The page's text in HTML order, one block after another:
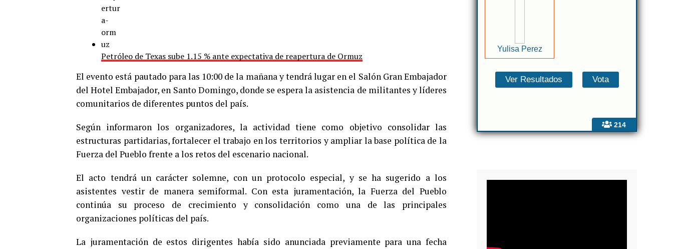
Petróleo de Texas sube 1.15 % ante expectativa de reapertura de Ormuz
El evento está pautado para las 10:00 de la mañana y tendrá lugar en el Salón Gran Embajador
del Hotel Embajador, en Santo Domingo, donde se espera la asistencia de militantes y líderes
comunitarios de diferentes puntos del país.
Según informaron los organizadores, la actividad tiene como objetivo consolidar las
estructuras partidarias, fortalecer el trabajo en los territorios y ampliar la base política de la
Fuerza del Pueblo frente a los retos del escenario nacional.
El acto tendrá un carácter solemne, con un protocolo especial, y se ha sugerido a los
asistentes vestir de manera semiformal. Con esta juramentación, la Fuerza del Pueblo
continúa su proceso de crecimiento y consolidación como una de las principales
organizaciones políticas del país.
La juramentación de estos dirigentes había sido anunciada previamente para una fecha
214
Yulisa Perez